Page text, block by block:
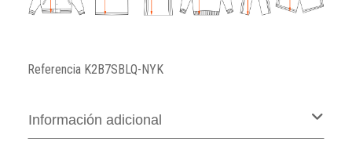
Referencia K2B7SBLQ-NYK
Información adicional